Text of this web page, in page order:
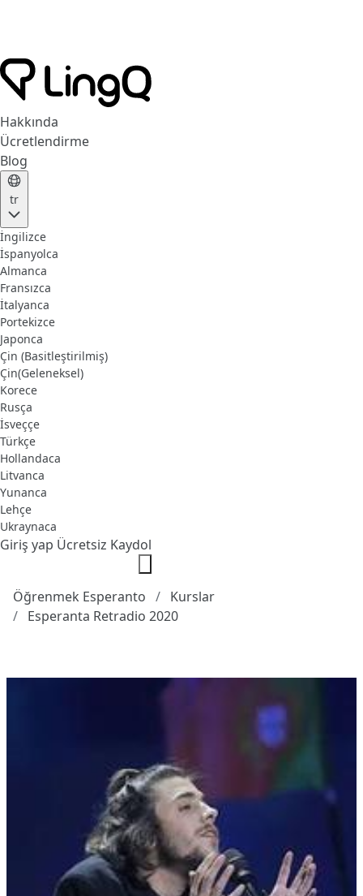
Hakkında
Ücretlendirme
Blog
tr
İngilizce
İspanyolca
Almanca
Fransızca
İtalyanca
Portekizce
Japonca
Çin (Basitleştirilmiş)
Çin(Geleneksel)
Korece
Rusça
İsveççe
Türkçe
Hollandaca
Litvanca
Yunanca
Lehçe
Ukraynaca
Giriş yap Ücretsiz Kaydol
Öğrenmek Esperanto
Kurslar
Esperanta Retradio 2020